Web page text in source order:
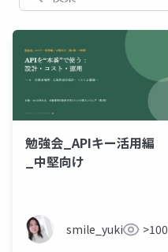
勉強会_APIキー活用編
_中堅向け
smile_yukiko_it>100